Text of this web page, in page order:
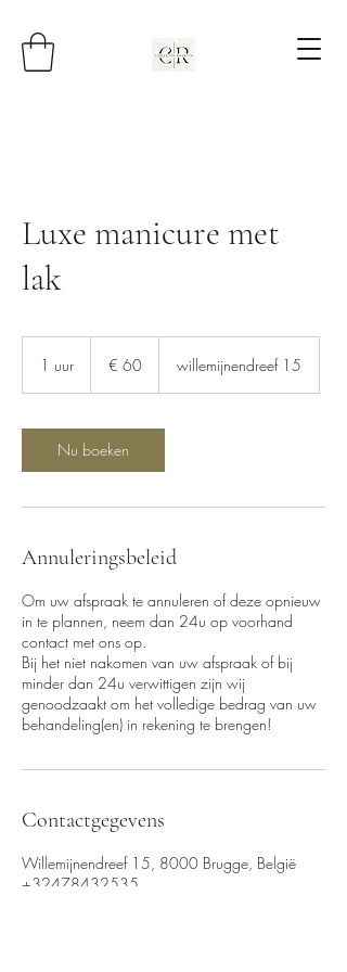
Luxe manicure met
lak
1 uur € 60 willemijnendreef 15
Nu boeken
Annuleringsbeleid
Om uw afspraak te annuleren of deze opnieuw
in te plannen, neem dan 24u op voorhand
contact met ons op.
Bij het niet nakomen van uw afspraak of bij
minder dan 24u verwittigen zijn wij
genoodzaakt om het volledige bedrag van uw
behandeling(en) in rekening te brengen!
Contactgegevens
Willemijnendreef 15, 8000 Brugge, België
+32478432535